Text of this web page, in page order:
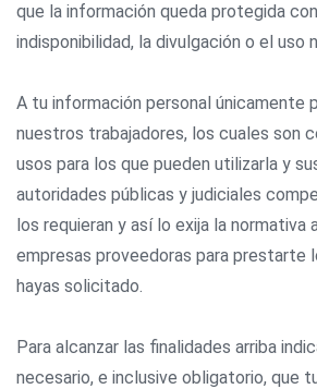
que la información queda protegida
indisponibilidad, la divulgación o el uso
A tu información personal únicamente
nuestros trabajadores, los cuales son
usos para los que pueden utilizarla y
autoridades públicas y judiciales
los requieran y así lo exija la normativa
empresas proveedoras para prestarte
hayas solicitado.
Para alcanzar las finalidades arriba
necesario, e inclusive obligatorio, que